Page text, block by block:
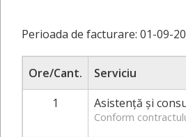
Perioada de facturare: 01-09-
Ore/Cant.
Serviciu
1
Asistenţă şi
Conform